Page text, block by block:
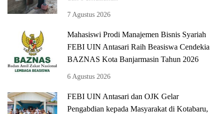
7 Agustus 2026
Mahasiswi Prodi Manajemen Bisnis Syariah
FEBI UIN Antasari Raih Beasiswa Cendekia
BAZNAS Kota Banjarmasin Tahun 2026
6 Agustus 2026
FEBI UIN Antasari dan OJK Gelar
Pengabdian kepada Masyarakat di Kotabaru,